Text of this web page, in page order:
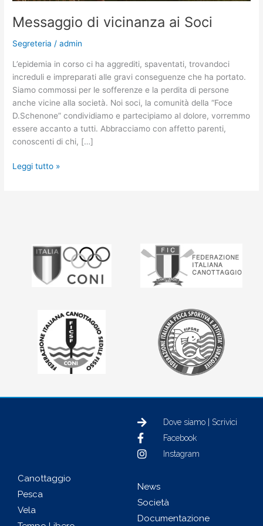
Messaggio di vicinanza ai Soci
Segreteria /admin
L’epidemia in corso ci ha aggrediti, spaventati, trovandoci
increduli e impreparati alle gravi conseguenze che ha portato.
Siamo commossi per le sofferenze e la perdita di persone
anche vicine alla società. Noi soci, la comunità della “Foce
D.Schenone” condividiamo e partecipiamo al dolore, vorremmo
essere accanto a tutti. Abbracciamo con affetto parenti,
conoscenti di chi, […]
Leggi tutto »
Dove siamo | Scrivici
Facebook
Instagram
Canottaggio
Pesca
Vela
News
Società
Documentazione